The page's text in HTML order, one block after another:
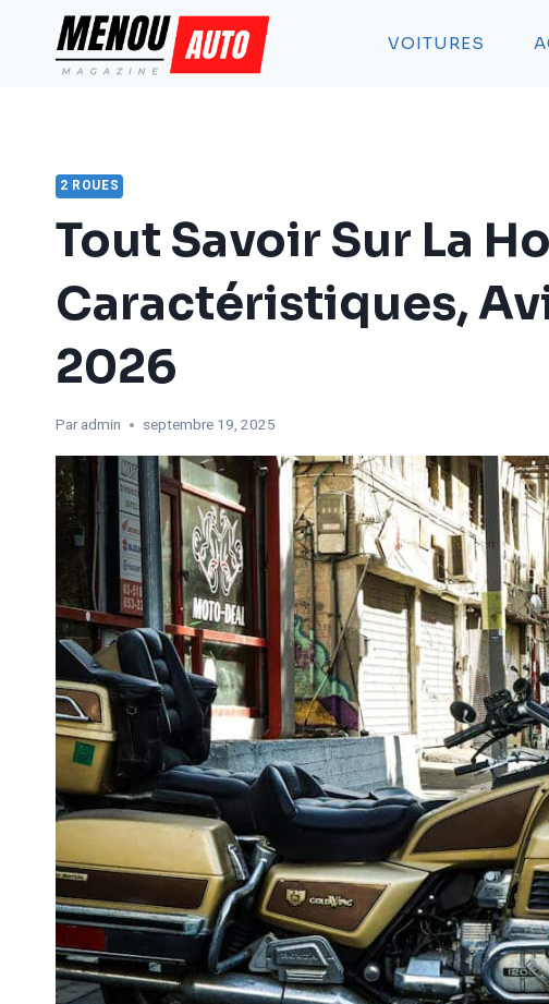
contenu
VOITURES
2 ROUES
Tout Savoir Sur La
Caractéristiques,
2026
Par admin septembre 19, 2025